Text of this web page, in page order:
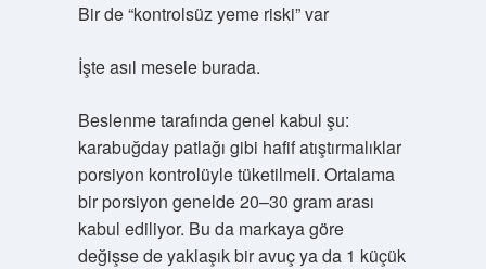
Bir de “kontrolsüz yeme riski” var
İşte asıl mesele burada.
Beslenme tarafında genel kabul şu:
karabuğday patlağı gibi hafif atıştırmalıklar
porsiyon kontrolüyle tüketilmeli. Ortalama
bir porsiyon genelde 20–30 gram arası
kabul ediliyor. Bu da markaya göre
değişse de yaklaşık bir avuç ya da 1 küçük